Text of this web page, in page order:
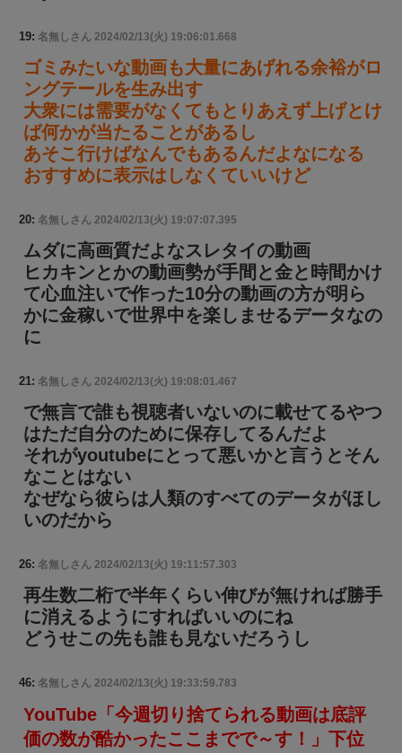
19: 名無しさん 2024/02/13(火) 19:06:01.668
ゴミみたいな動画も大量にあげれる余裕がロ
ングテールを生み出す
大衆には需要がなくてもとりあえず上げとけ
ば何かが当たることがあるし
あそこ行けばなんでもあるんだよなになる
おすすめに表示はしなくていいけど
20: 名無しさん 2024/02/13(火) 19:07:07.395
ムダに高画質だよなスレタイの動画
ヒカキンとかの動画勢が手間と金と時間かけ
て心血注いで作った10分の動画の方が明ら
かに金稼いで世界中を楽しませるデータなの
に
21: 名無しさん 2024/02/13(火) 19:08:01.467
で無言で誰も視聴者いないのに載せてるやつ
はただ自分のために保存してるんだよ
それがyoutubeにとって悪いかと言うとそん
なことはない
なぜなら彼らは人類のすべてのデータがほし
いのだから
26: 名無しさん 2024/02/13(火) 19:11:57.303
再生数二桁で半年くらい伸びが無ければ勝手
に消えるようにすればいいのにね
どうせこの先も誰も見ないだろうし
46: 名無しさん 2024/02/13(火) 19:33:59.783
YouTube「今週切り捨てられる動画は底評
価の数が酷かったここまでで～す！」下位